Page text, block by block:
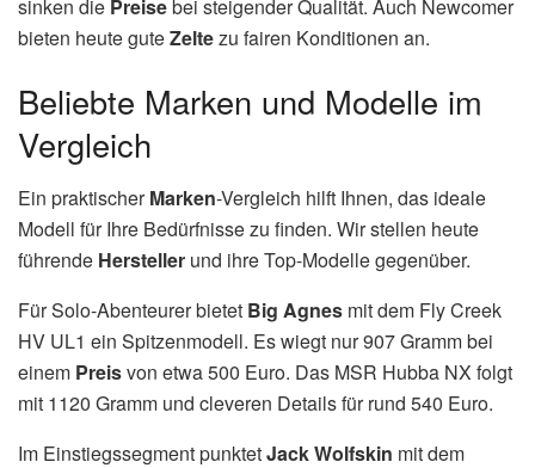
sinken die Preisebei steigender Qualität. Auch Newcomer
bieten heute guteZeltezu fairen Konditionen an.
Beliebte Marken und Modelle im
Vergleich
Ein praktischerMarken-Vergleich hilft Ihnen, das ideale
Modell für Ihre Bedürfnisse zu finden. Wir stellen heute
führende Hersteller und ihre Top-Modelle gegenüber.
Für Solo-Abenteurer bietet Big Agnes mit dem Fly Creek
HV UL1 ein Spitzenmodell. Es wiegt nur 907 Gramm bei
einem Preisvon etwa 500 Euro. Das MSR Hubba NX folgt
mit 1120 Gramm und cleveren Details für rund 540 Euro.
Im Einstiegssegment punktetJack Wolfskin mit dem